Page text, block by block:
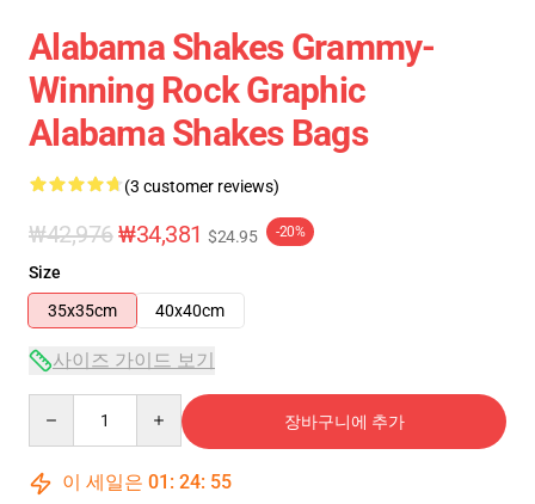
Alabama Shakes Grammy-
Winning Rock Graphic
Alabama Shakes Bags
(3 customer reviews)
₩42,976₩34,381 $24.95 -20%
Size
35x35cm
40x40cm
사이즈 가이드 보기
장바구니에 추가
이 세일은 01 : 24: 54